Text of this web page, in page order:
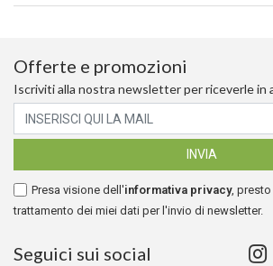
Offerte e promozioni
Iscriviti alla nostra newsletter per riceverle in
Presa visione dell'informativa privacy, presto
trattamento dei miei dati per l'invio di newsletter.
Seguici sui social